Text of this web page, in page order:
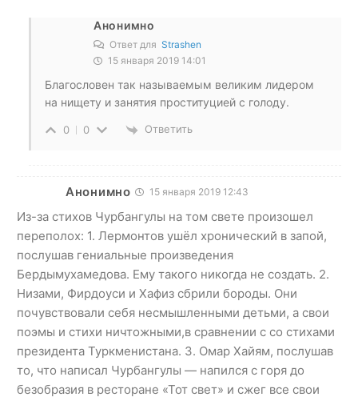
Анонимно
Ответ для Strashen
15 января 2019 14:01
Благословен так называемым великим лидером
на нищету и занятия проституцией с голоду.
0 0 Ответить
Анонимно 15 января 2019 12:43
Из-за стихов Чурбангулы на том свете произошел
переполох: 1. Лермонтов ушёл хронический в запой,
послушав гениальные произведения
Бердымухамедова. Ему такого никогда не создать. 2.
Низами, Фирдоуси и Хафиз сбрили бороды. Они
почувствовали себя несмышленными детьми, а свои
поэмы и стихи ничтожными,в сравнении с со стихами
президента Туркменистана. 3. Омар Хайям, послушав
то, что написал Чурбангулы — напился с горя до
безобразия в ресторане «Тот свет» и сжег все свои